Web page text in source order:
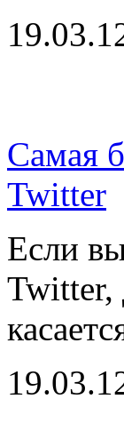
Самая
Twitter
Если
Twitter,